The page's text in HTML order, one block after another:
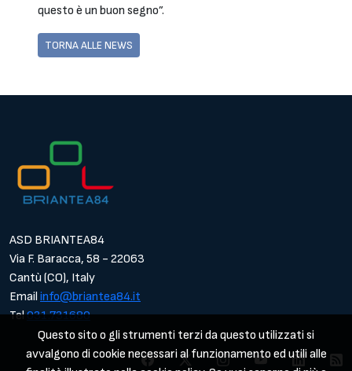
questo è un buon segno”.
TORNA ALLE NEWS
ASD BRIANTEA84
Via F. Baracca, 58 - 22063
Cantù (CO), Italy
Email info@briantea84.it
Tel031.731680
Questo sito o gli strumenti terzi da questo utilizzati si
avvalgono di cookie necessari al funzionamento ed utili alle